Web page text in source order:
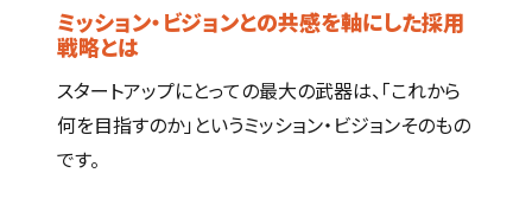
ミッション・ビジョンとの共感を軸にした採用
戦略とは
スタートアップにとっての最大の武器は、「これから
何を目指すのか」というミッション・ビジョンそのもの
です。